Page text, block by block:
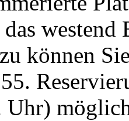
können
Uhr)